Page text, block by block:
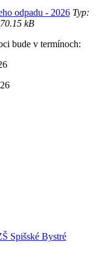
odpadu - 2026Typ:
kB
bude v termínoch: